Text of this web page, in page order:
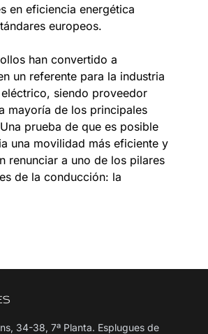
en eficiencia energética
europeos.
han convertido a
un referente para la industria
siendo proveedor
mayoría de los principales
prueba de que es posible
una movilidad más eficiente y
renunciar a uno de los pilares
de la conducción: la
34-38, 7ª Planta. Esplugues de